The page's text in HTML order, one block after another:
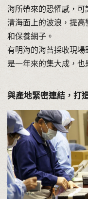
海所帶來的恐懼感，
清海面上的波浪，提
和保養網子。
有明海的海苔採收現
是一年來的集大成，也
與產地緊密連結，打